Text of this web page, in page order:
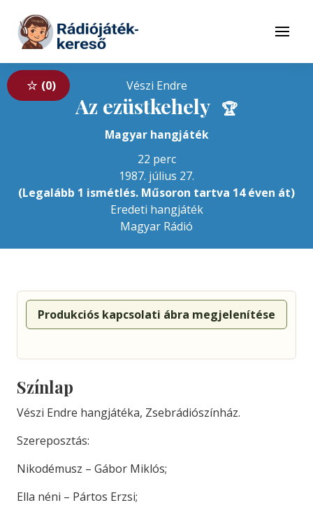
Tovább a tartalomhoz
Menü
0 Vészi Endre
Az ezüstkehely 🏆
Magyar hangjáték
22 perc
1987. július 27.
(Legalább 1 ismétlés. Műsoron tartva 14 éven át)
Eredeti hangjáték
Magyar Rádió
Produkciós kapcsolati ábra megjelenítése
Színlap
Vészi Endre hangjátéka, Zsebrádiószínház.
Szereposztás:
Nikodémusz – Gábor Miklós;
Ella néni – Pártos Erzsi;